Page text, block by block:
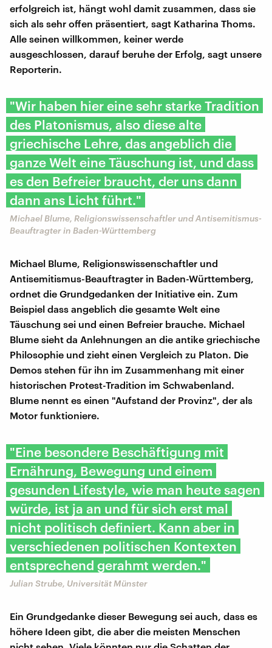
erfolgreich ist, hängt wohl damit zusammen, dass sie
sich als sehr offen präsentiert, sagt Katharina Thoms.
Alle seinen willkommen, keiner werde
ausgeschlossen, darauf beruhe der Erfolg, sagt unsere
Reporterin.
"Wir haben hier eine sehr starke Tradition
des Platonismus, also diese alte
griechische Lehre, das angeblich die
ganze Welt eine Täuschung ist, und dass
es den Befreier braucht, der uns dann
dann ans Licht führt."
Michael Blume, Religionswissenschaftler und Antisemitismus-
Beauftragter in Baden-Württemberg
Michael Blume, Religionswissenschaftler und
Antisemitismus-Beauftragter in Baden-Württemberg,
ordnet die Grundgedanken der Initiative ein. Zum
Beispiel dass angeblich die gesamte Welt eine
Täuschung sei und einen Befreier brauche. Michael
Blume sieht da Anlehnungen an die antike griechische
Philosophie und zieht einen Vergleich zu Platon. Die
Demos stehen für ihn im Zusammenhang mit einer
historischen Protest-Tradition im Schwabenland.
Blume nennt es einen "Aufstand der Provinz", der als
Motor funktioniere.
"Eine besondere Beschäftigung mit
Ernährung, Bewegung und einem
gesunden Lifestyle, wie man heute sagen
würde, ist ja an und für sich erst mal
nicht politisch definiert. Kann aber in
verschiedenen politischen Kontexten
entsprechend gerahmt werden."
Julian Strube, Universität Münster
Ein Grundgedanke dieser Bewegung sei auch, dass es
höhere Ideen gibt, die aber die meisten Menschen